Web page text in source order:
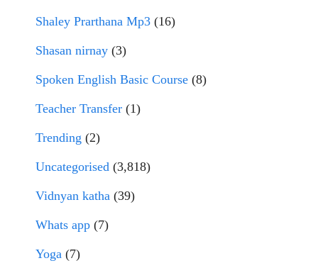
Shaley Prarthana Mp3 (16)
Shasan nirnay (3)
Spoken English Basic Course (8)
Teacher Transfer (1)
Trending (2)
Uncategorised (3,818)
Vidnyan katha (39)
Whats app (7)
Yoga (7)